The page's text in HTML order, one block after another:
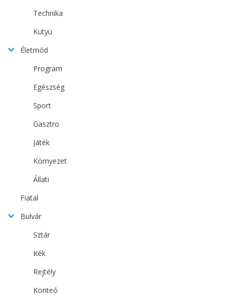
Technika
Kütyü
Életmód
Program
Egészség
Sport
Gasztro
Játék
Környezet
Állati
Fiatal
Bulvár
Sztár
Kék
Rejtély
Konteó